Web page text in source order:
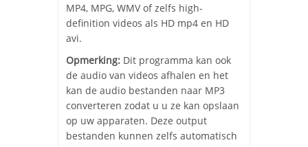
MP4, MPG, WMV of zelfs high-
definition videos als HD mp4 en HD
avi.
Opmerking: Dit programma kan ook
de audio van videos afhalen en het
kan de audio bestanden naar MP3
converteren zodat u u ze kan opslaan
op uw apparaten. Deze output
bestanden kunnen zelfs automatisch